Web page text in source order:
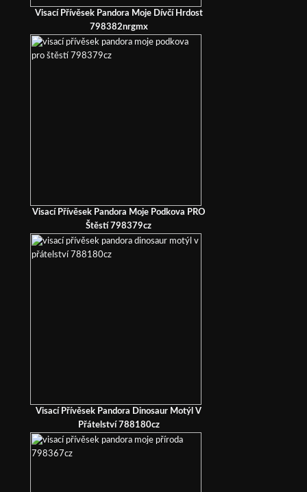
Visací Přívěsek Pandora Moje Dívčí Hrdost
798382nrgmx
Visací Přívěsek Pandora Moje Podkova PRO
Štěstí 798379cz
Visací Přívěsek Pandora Dinosaur Motýl V
Přátelství 788180cz